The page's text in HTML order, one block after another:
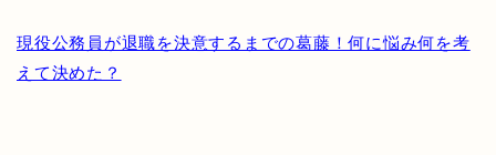
現役公務員が退職を決意するまでの葛藤！何に悩み何を考
えて決めた？